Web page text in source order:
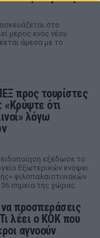
στο
μέρος ενός νέου
άμεσα με το
προς τουρίστες
«Κρύψτε ότι
λόγω
εξέδωσε το
Εξωτερικών ενόψει
φιλοπαλαιστινιακών
σημεία της χώρας.
προσπεράσεις
λέει ο ΚΟΚ που
αγνοούν